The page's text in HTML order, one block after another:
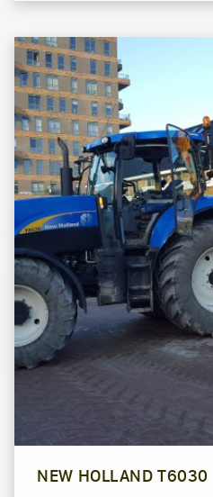
NEW HOLLAND T6030